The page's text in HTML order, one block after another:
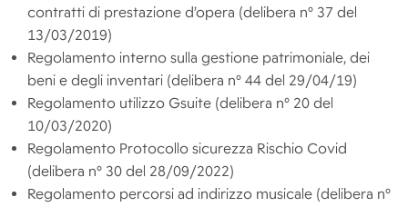
contratti di prestazione d’opera (delibera n° 37 del
13/03/2019)
Regolamento interno sulla gestione patrimoniale, dei
beni e degli inventari (delibera n° 44 del 29/04/19)
Regolamento utilizzo Gsuite (delibera n° 20 del
10/03/2020)
Regolamento Protocollo sicurezza Rischio Covid
(delibera n° 30 del 28/09/2022)
Regolamento percorsi ad indirizzo musicale (delibera n°